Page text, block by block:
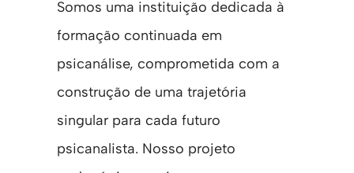
Somos uma instituição dedicada à
formação continuada em
psicanálise, comprometida com a
construção de uma trajetória
singular para cada futuro
psicanalista. Nosso projeto